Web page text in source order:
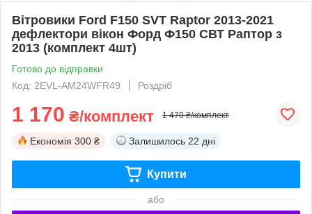
Вітровики Ford F150 SVT Raptor 2013-2021
дефлектори вікон Форд Ф150 СВТ Раптор з
2013 (комплект 4шт)
Готово до відправки
Код: 2EVL-AM24WFR49
Роздріб
1 170 ₴/комплект 1 470 ₴/комплект
Економія 300 ₴ Залишилось 22 дні
Купити
або